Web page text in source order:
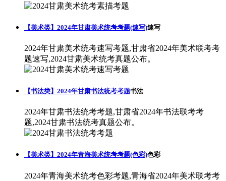
【美术类】2024年甘肃美术统考考题(速写)速写
2024年甘肃美术统考速写考题,甘肃省2024年美术联考考
题速写,2024甘肃美术统考真题公布。
【书法类】2024年甘肃书法统考考题书法
2024年甘肃书法统考考题,甘肃省2024年书法联考考
题,2024甘肃书法统考真题公布。
【美术类】2024年青海美术统考考题(色彩)色彩
2024年青海美术统考色彩考题,青海省2024年美术联考考